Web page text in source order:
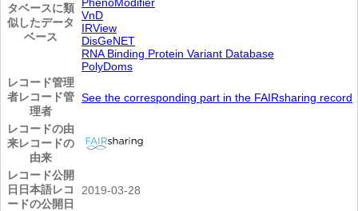
タベースに類
似したデータ
ベース
VnD
IRView
DisGeNET
RNA Binding Protein Variant Database
PolyDoms
レコード管理
者レコード管
理者
See the corresponding part in the FAIRsharing record
レコードの由
来レコードの
由来
レコード公開
日 日本語レコ
ードの公開日
2019-03-28